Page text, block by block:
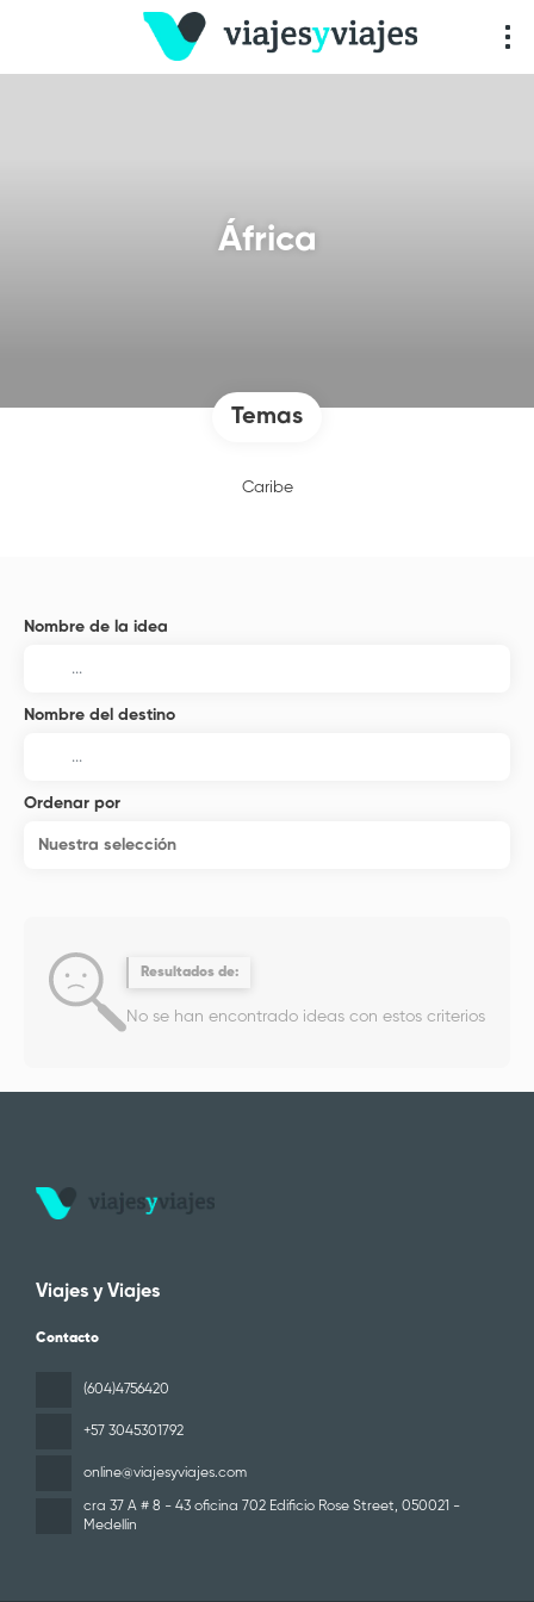
África
Temas
Caribe
Nombre de la idea
Nombre del destino
Ordenar por
Nuestra selección
Resultados de:
No se han encontrado ideas con estos criterios
Viajes y Viajes
Contacto
(604)4756420
+57 3045301792
online@viajesyviajes.com
cra 37 A # 8 - 43 oficina 702 Edificio Rose Street, 050021 -
Medellin